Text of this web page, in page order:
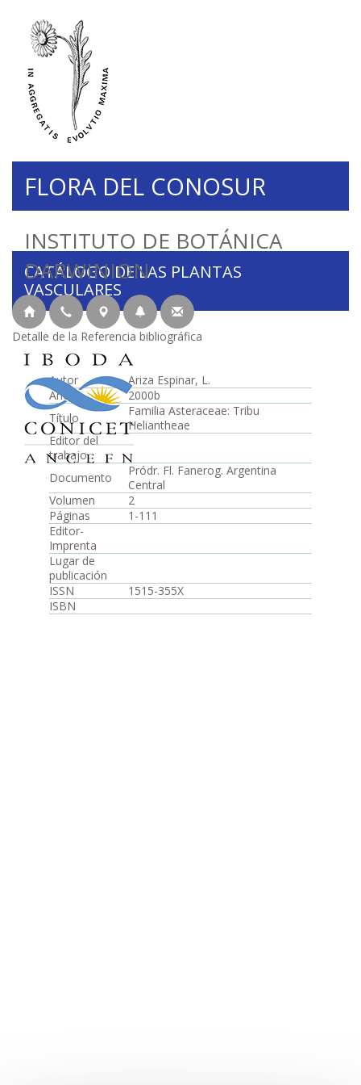
INSTITUTO DE BOTÁNICA
DARWINION
FLORA DEL CONOSUR
CATÁLOGO DE LAS PLANTAS
VASCULARES
Detalle de la Referencia bibliográfica
Autor
Ariza Espinar, L.
Año
2000b
Título
Familia Asteraceae: Tribu
Heliantheae
Editor del
trabajo
Documento
Pródr. Fl. Fanerog. Argentina
Central
Volumen
2
Páginas
1-111
Editor-
Imprenta
Lugar de
publicación
ISSN
1515-355X
ISBN